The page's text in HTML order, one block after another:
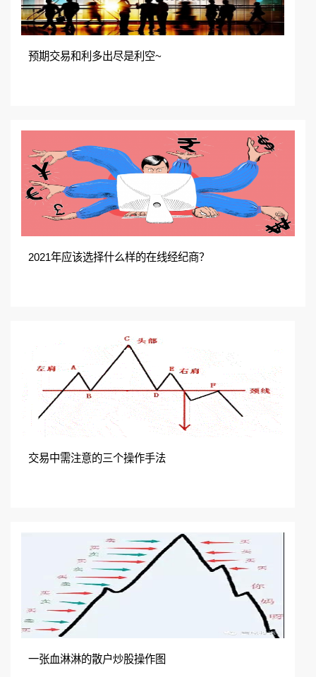
预期交易和利多出尽是利空~
2021年应该选择什么样的在线经纪商？
交易中需注意的三个操作手法
一张血淋淋的散户炒股操作图